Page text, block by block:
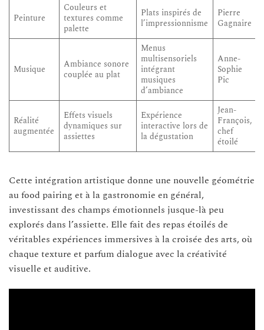
Peinture
Couleurs et
textures comme
palette
Plats inspirés de
l’impressionnisme
Pierre
Gagnaire
Musique
Ambiance sonore
couplée au plat
Menus
multisensoriels
intégrant
musiques
d’ambiance
Anne-
Sophie
Pic
Réalité
augmentée
Effets visuels
dynamiques sur
assiettes
Expérience
interactive lors de
la dégustation
Jean-
François,
chef
étoilé
Cette intégration artistique donne une nouvelle géométrie
au food pairing et à la gastronomie en général,
investissant des champs émotionnels jusque-là peu
explorés dans l’assiette. Elle fait des repas étoilés de
véritables expériences immersives à la croisée des arts, où
chaque texture et parfum dialogue avec la créativité
visuelle et auditive.